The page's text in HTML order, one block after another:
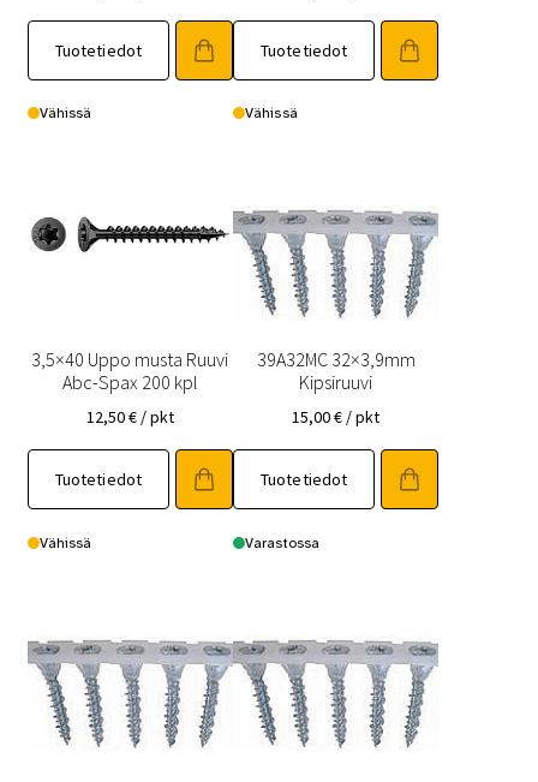
Tuotetiedot
Vähissä
Tuotetiedot
Vähissä
3,5×40 Uppo musta Ruuvi
Abc-Spax 200 kpl
12,50€ / pkt
Tuotetiedot
Vähissä
39A32MC 32×3,9mm
Kipsiruuvi
15,00€ / pkt
Tuotetiedot
Varastossa